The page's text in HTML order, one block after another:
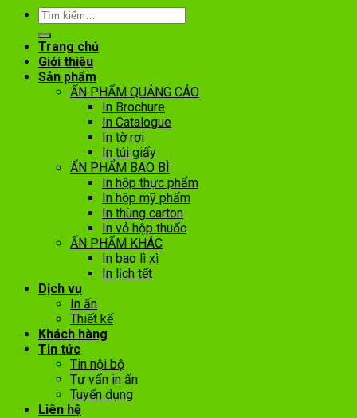
Trang chủ
Giới thiệu
Sản phẩm
ẤN PHẨM QUẢNG CÁO
In Brochure
In Catalogue
In tờ rơi
In túi giấy
ẤN PHẨM BAO BÌ
In hộp thực phẩm
In hộp mỹ phẩm
In thùng carton
In vỏ hộp thuốc
ẤN PHẨM KHÁC
In bao lì xì
In lịch tết
Dịch vụ
In ấn
Thiết kế
Khách hàng
Tin tức
Tin nội bộ
Tư vấn in ấn
Tuyển dụng
Liên hệ